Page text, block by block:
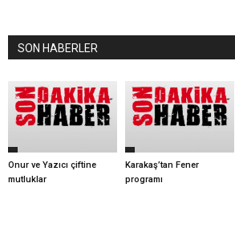
SON HABERLER
Onur ve Yazıcı çiftine
mutluklar
Karakaş’tan Fener
programı